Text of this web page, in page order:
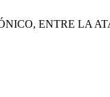
ENTRE LA